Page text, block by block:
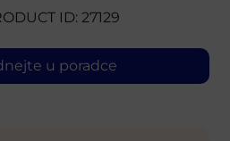
ID: 27129
u poradce